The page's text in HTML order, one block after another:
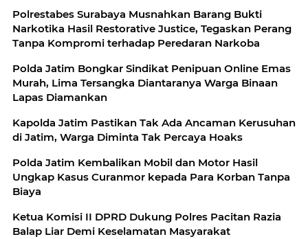
Polrestabes Surabaya Musnahkan Barang Bukti
Narkotika Hasil Restorative Justice, Tegaskan Perang
Tanpa Kompromi terhadap Peredaran Narkoba
Polda Jatim Bongkar Sindikat Penipuan Online Emas
Murah, Lima Tersangka Diantaranya Warga Binaan
Lapas Diamankan
Kapolda Jatim Pastikan Tak Ada Ancaman Kerusuhan
di Jatim, Warga Diminta Tak Percaya Hoaks
Polda Jatim Kembalikan Mobil dan Motor Hasil
Ungkap Kasus Curanmor kepada Para Korban Tanpa
Biaya
Ketua Komisi II DPRD Dukung Polres Pacitan Razia
Balap Liar Demi Keselamatan Masyarakat